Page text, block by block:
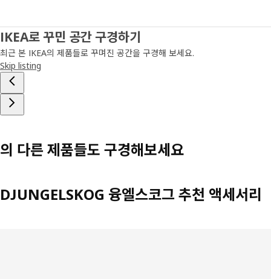
IKEA로 꾸민 공간 구경하기
최근 본 IKEA의 제품들로 꾸며진 공간을 구경해 보세요.
Skip listing
의 다른 제품들도 구경해보세요
DJUNGELSKOG 융엘스코그 추천 액세서리